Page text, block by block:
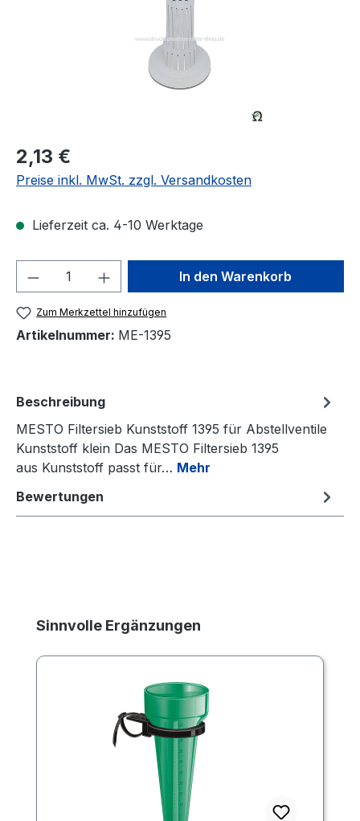
Regulärer Preis:
2,13 €
Preise inkl. MwSt. zzgl. Versandkosten
Lieferzeit ca. 4-10 Werktage
Produkt Anzahl: Gib denIn den Warenkorb
Zum Merkzettel hinzufügen
Artikelnummer: ME-1395
Beschreibung
MESTO Filtersieb Kunststoff 1395 für Abstellventile
Kunststoff klein Das MESTO Filtersieb 1395
aus Kunststoff passt für… Mehr
Bewertungen
Produktgalerie überspringen
Sinnvolle Ergänzungen